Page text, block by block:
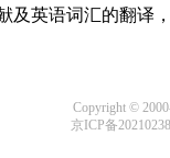
英语词汇的翻译
Copyright ©
京ICP备